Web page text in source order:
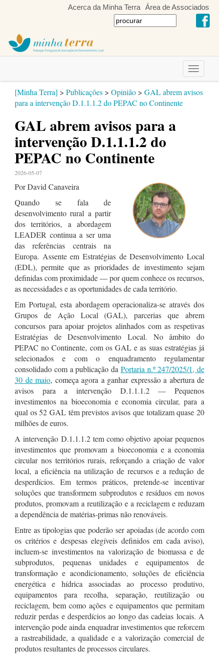
Acerca da Minha Terra Área de Associados
Toggle
[Minha Terra] > Publicações > Opinião > GAL abrem avisos
para a intervenção D.1.1.1.2 do PEPAC no Continente
GAL abrem avisos para a
intervenção D.1.1.1.2 do
PEPAC no Continente
2026-05-07
Por David Canaveira
Quando se fala de
desenvolvimento rural a partir
dos territórios, a abordagem
LEADER continua a ser uma
das referências centrais na
Europa. Assente em Estratégias de Desenvolvimento Local
(EDL), permite que as prioridades de investimento sejam
definidas com proximidade — por quem conhece os recursos,
as necessidades e as oportunidades de cada território.
Em Portugal, esta abordagem operacionaliza-se através dos
Grupos de Ação Local (GAL), parcerias que abrem
concursos para apoiar projetos alinhados com as respetivas
Estratégias de Desenvolvimento Local. No âmbito do
PEPAC no Continente, com os GAL e as suas estratégias já
selecionados e com o enquadramento regulamentar
consolidado com a publicação da Portaria n.º 247/2025/1, de
30 de maio, começa agora a ganhar expressão a abertura de
avisos para a intervenção D.1.1.1.2 — Pequenos
investimentos na bioeconomia e economia circular, para a
qual os 52 GAL têm previstos avisos que totalizam quase 20
milhões de euros.
A intervenção D.1.1.1.2 tem como objetivo apoiar pequenos
investimentos que promovam a bioeconomia e a economia
circular nos territórios rurais, reforçando a criação de valor
local, a eficiência na utilização de recursos e a redução de
desperdícios. Em termos práticos, pretende-se incentivar
soluções que transformem subprodutos e resíduos em novos
produtos, promovam a reutilização e a reciclagem e reduzam
a dependência de matérias-primas não renováveis.
Entre as tipologias que poderão ser apoiadas (de acordo com
os critérios e despesas elegíveis definidos em cada aviso),
incluem-se investimentos na valorização de biomassa e de
subprodutos, pequenas unidades e equipamentos de
transformação e acondicionamento, soluções de eficiência
energética e hídrica associadas ao processo produtivo,
equipamentos para recolha, separação, reutilização ou
reciclagem, bem como ações e equipamentos que permitam
reduzir perdas e desperdícios ao longo das cadeias locais. A
intervenção pode ainda enquadrar investimentos que reforcem
a rastreabilidade, a qualidade e a valorização comercial de
produtos resultantes de processos circulares.